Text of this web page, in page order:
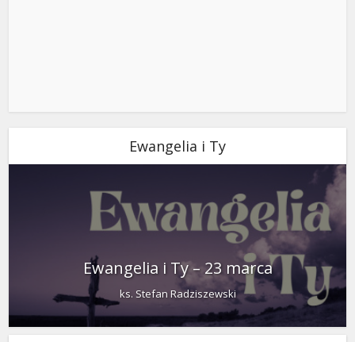
Ewangelia i Ty
Ewangelia i Ty – 23 marca
ks. Stefan Radziszewski